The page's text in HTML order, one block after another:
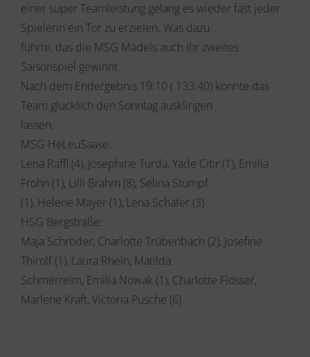
einer super Teamleistung gelang es wieder fast jeder
Spielerin ein Tor zu erzielen. Was dazu
führte, das die MSG Mädels auch ihr zweites
Saisonspiel gewinnt.
Nach dem Endergebnis 19:10 ( 133:40) konnte das
Team glücklich den Sonntag ausklingen
lassen.
MSG HeLeuSaase:
Lena Raffl (4), Josephine Turda, Yade Citir (1), Emilia
Frohn (1), Lilli Brahm (8), Selina Stumpf
(1), Helene Mayer (1), Lena Schäfer (3)
HSG Bergstraße:
Maja Schröder, Charlotte Trübenbach (2), Josefine
Thirolf (1), Laura Rhein, Matilda
Schmerreim, Emilia Nowak (1), Charlotte Flösser,
Marlene Kraft, Victoria Pusche (6)